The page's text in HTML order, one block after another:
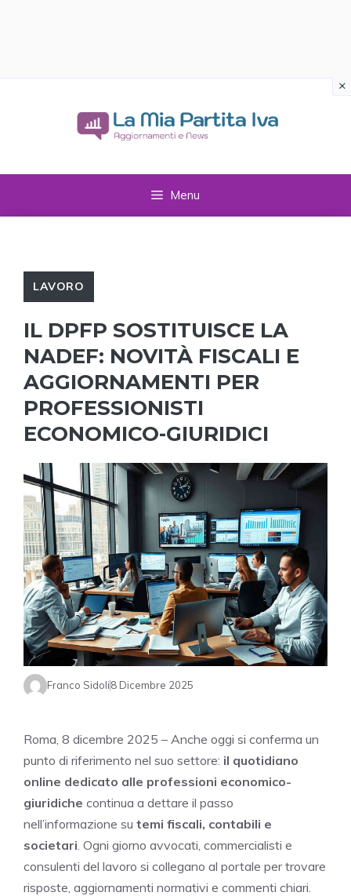
Menu
LAVORO
IL DPFP SOSTITUISCE LA
NADEF: NOVITÀ FISCALI E
AGGIORNAMENTI PER
PROFESSIONISTI
ECONOMICO-GIURIDICI
Franco Sidoli8 Dicembre 2025
Roma, 8 dicembre 2025 – Anche oggi si conferma un
punto di riferimento nel suo settore: il quotidiano
online dedicato alle professioni economico-
giuridiche continua a dettare il passo
nell’informazione su temi fiscali, contabili e
societari . Ogni giorno avvocati, commercialisti e
consulenti del lavoro si collegano al portale per trovare
risposte, aggiornamenti normativi e commenti chiari.
×